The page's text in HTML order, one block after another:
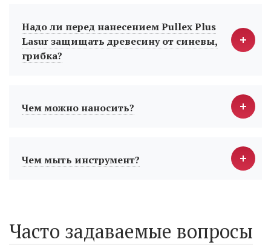
Надо ли перед нанесением Pullex Plus
Lasur защищать древесину от синевы,
грибка?
Чем можно наносить?
Чем мыть инструмент?
Часто задаваемые вопросы